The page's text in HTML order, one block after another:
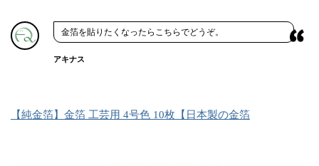
金箔を貼りたくなったらこちらでどうぞ。
アキナス
【純金箔】金箔 工芸用 4号色 10枚【日本製の金箔